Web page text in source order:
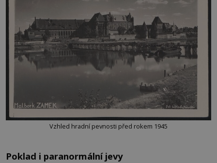
Vzhled hradní pevnosti před rokem 1945
Poklad i paranormální jevy